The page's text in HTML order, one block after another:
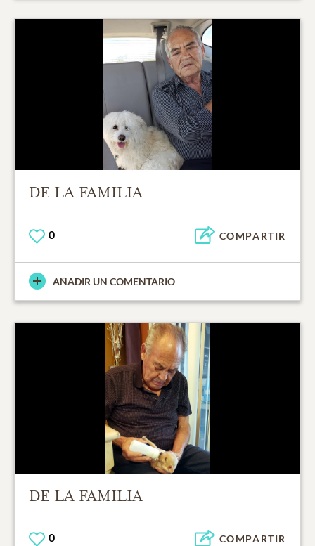
DE LA FAMILIA
0 COMPARTIR
AÑADIR UN COMENTARIO
DE LA FAMILIA
0 COMPARTIR